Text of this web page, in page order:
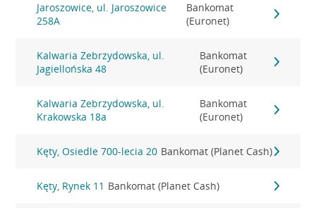
Jaroszowice, ul. Jaroszowice
258A
Bankomat
(Euronet)
Kalwaria Zebrzydowska, ul.
Jagiellońska 48
Bankomat
(Euronet)
Kalwaria Zebrzydowska, ul.
Krakowska 18a
Bankomat
(Euronet)
Kęty, Osiedle 700-lecia 20 Bankomat (Planet Cash)
Kęty, Rynek 11 Bankomat (Planet Cash)